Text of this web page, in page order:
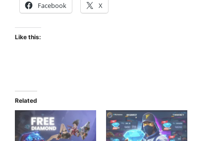
Facebook X
Like this:
Related